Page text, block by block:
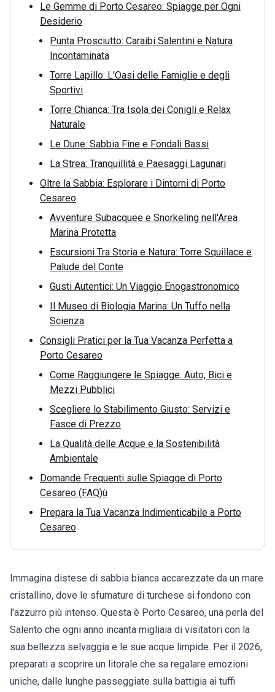
Le Gemme di Porto Cesareo: Spiagge per Ogni
Desiderio
Punta Prosciutto: Caraibi Salentini e Natura
Incontaminata
Torre Lapillo: L'Oasi delle Famiglie e degli
Sportivi
Torre Chianca: Tra Isola dei Conigli e Relax
Naturale
Le Dune: Sabbia Fine e Fondali Bassi
La Strea: Tranquillità e Paesaggi Lagunari
Oltre la Sabbia: Esplorare i Dintorni di Porto
Cesareo
Avventure Subacquee e Snorkeling nell'Area
Marina Protetta
Escursioni Tra Storia e Natura: Torre Squillace e
Palude del Conte
Gusti Autentici: Un Viaggio Enogastronomico
Il Museo di Biologia Marina: Un Tuffo nella
Scienza
Consigli Pratici per la Tua Vacanza Perfetta a
Porto Cesareo
Come Raggiungere le Spiagge: Auto, Bici e
Mezzi Pubblici
Scegliere lo Stabilimento Giusto: Servizi e
Fasce di Prezzo
La Qualità delle Acque e la Sostenibilità
Ambientale
Domande Frequenti sulle Spiagge di Porto
Cesareo (FAQ)ù
Prepara la Tua Vacanza Indimenticabile a Porto
Cesareo
Immagina distese di sabbia bianca accarezzate da un mare
cristallino, dove le sfumature di turchese si fondono con
l'azzurro più intenso. Questa è Porto Cesareo, una perla del
Salento che ogni anno incanta migliaia di visitatori con la
sua bellezza selvaggia e le sue acque limpide. Per il 2026,
preparati a scoprire un litorale che sa regalare emozioni
uniche, dalle lunghe passeggiate sulla battigia ai tuffi